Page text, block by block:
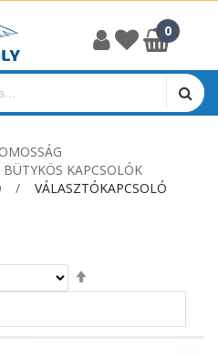
BÜTYKÖS KAPCSOLÓK
VÁLASZTÓKAPCSOLÓ
irány